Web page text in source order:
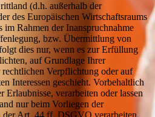
(d.h. außerhalb der
des Europäischen Wirtschaftsraums
Rahmen der Inanspruchnahme
bzw. Übermittlung von
dies nur, wenn es zur Erfüllung
auf Grundlage Ihrer
Verpflichtung oder auf
Interessen geschieht. Vorbehaltlich
Erlaubnisse, verarbeiten oder lassen
nur beim Vorliegen der